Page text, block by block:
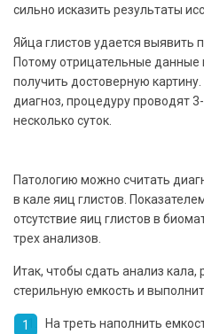
сильно исказить результаты
Яйца глистов удается выявить
Потому отрицательные данные
получить достоверную
диагноз, процедуру проводят
несколько суток.
Патологию можно считать
в кале яиц глистов.
отсутствие яиц глистов в
трех анализов.
Итак, чтобы сдать анализ
стерильную емкость и
На треть наполнить